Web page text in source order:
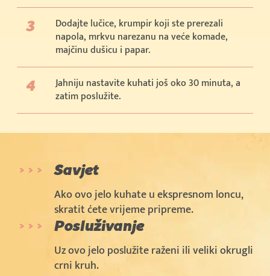
Dodajte lučice, krumpir koji ste prerezali
napola, mrkvu narezanu na veće komade,
majčinu dušicu i papar.
Jahniju nastavite kuhati još oko 30 minuta, a
zatim poslužite.
Savjet
Ako ovo jelo kuhate u ekspresnom loncu,
skratit ćete vrijeme pripreme.
Posluživanje
Uz ovo jelo poslužite raženi ili veliki okrugli
crni kruh.